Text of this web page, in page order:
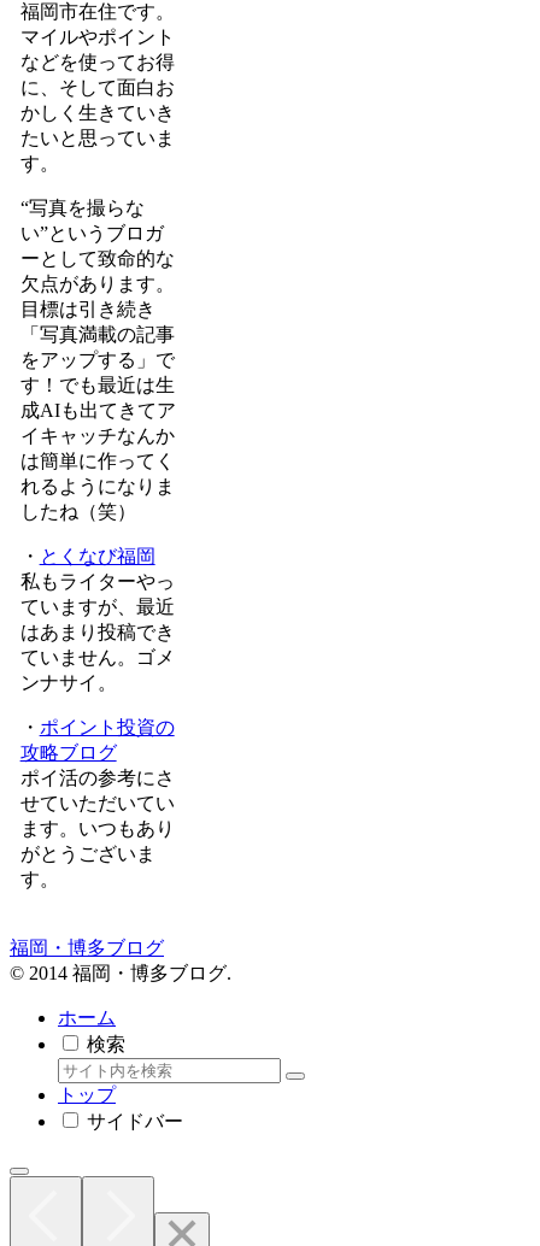
福岡市在住です。
マイルやポイント
などを使ってお得
に、そして面白お
かしく生きていき
たいと思っていま
す。
“写真を撮らな
い”というブロガ
ーとして致命的な
欠点があります。
目標は引き続き
「写真満載の記事
をアップする」で
す！でも最近は生
成AIも出てきてア
イキャッチなんか
は簡単に作ってく
れるようになりま
したね（笑）
・ とくなび福岡
私もライターやっ
ていますが、最近
はあまり投稿でき
ていません。ゴメ
ンナサイ。
・ ポイント投資の
攻略ブログ
ポイ活の参考にさ
せていただいてい
ます。いつもあり
がとうございま
す。
福岡・博多ブログ
© 2014 福岡・博多ブログ.
ホーム
検索
トップ
サイドバー